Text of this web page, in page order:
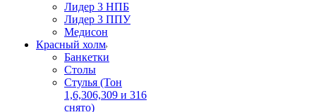
Лидер 3 НПБ
Лидер 3 ППУ
Медисон
Красный холм
Банкетки
Столы
Стулья (Тон
1,6,306,309 и 316
снято)